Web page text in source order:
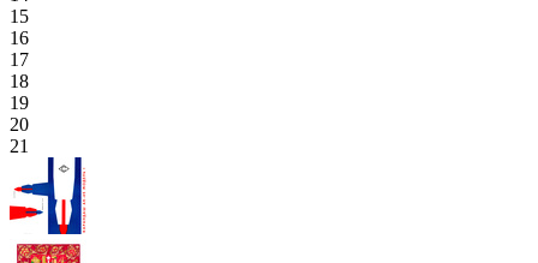
15
16
17
18
19
20
21